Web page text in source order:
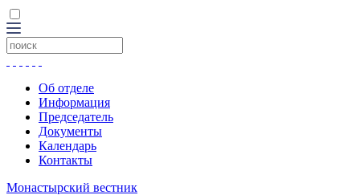
Об отделе
Информация
Председатель
Документы
Календарь
Контакты
Монастырский вестник